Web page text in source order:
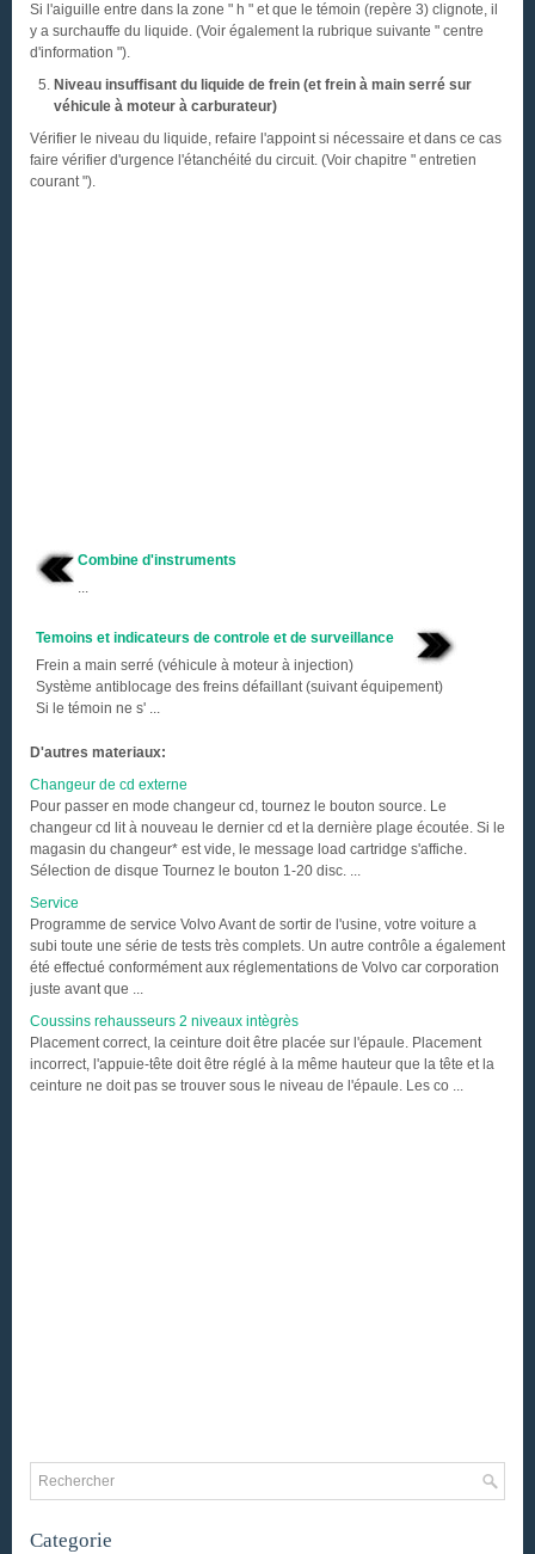
Si l'aiguille entre dans la zone " h " et que le témoin (repère 3) clignote, il
y a surchauffe du liquide. (Voir également la rubrique suivante " centre
d'information ").
Niveau insuffisant du liquide de frein (et frein à main serré sur
véhicule à moteur à carburateur)
Vérifier le niveau du liquide, refaire l'appoint si nécessaire et dans ce cas
faire vérifier d'urgence l'étanchéité du circuit. (Voir chapitre " entretien
courant ").
Combine d'instruments
...
Temoins et indicateurs de controle et de surveillance
Frein a main serré (véhicule à moteur à injection)
Système antiblocage des freins défaillant (suivant équipement)
Si le témoin ne s' ...
D'autres materiaux:
Changeur de cd externe
Pour passer en mode changeur cd, tournez le bouton source. Le
changeur cd lit à nouveau le dernier cd et la dernière plage écoutée. Si le
magasin du changeur* est vide, le message load cartridge s'affiche.
Sélection de disque Tournez le bouton 1-20 disc. ...
Service
Programme de service Volvo Avant de sortir de l'usine, votre voiture a
subi toute une série de tests très complets. Un autre contrôle a également
été effectué conformément aux réglementations de Volvo car corporation
juste avant que ...
Coussins rehausseurs 2 niveaux intègrès
Placement correct, la ceinture doit être placée sur l'épaule. Placement
incorrect, l'appuie-tête doit être réglé à la même hauteur que la tête et la
ceinture ne doit pas se trouver sous le niveau de l'épaule. Les co ...
Categorie